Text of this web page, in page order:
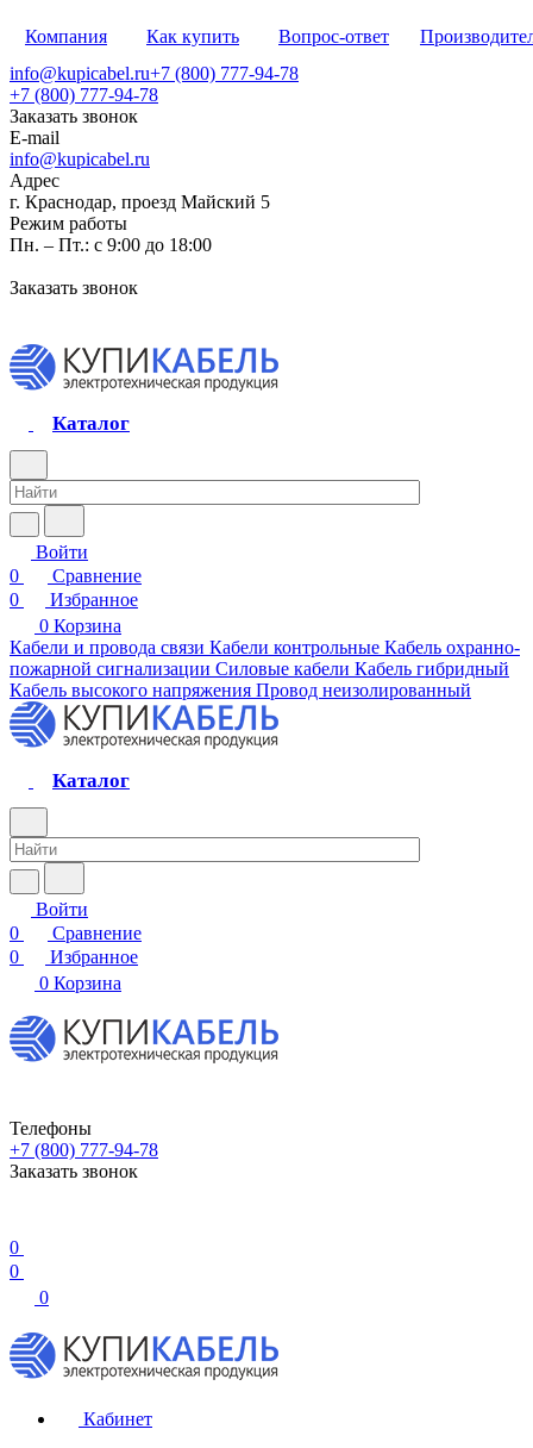
Компания Как купить Вопрос-ответ
info@kupicabel.ru+7 (800) 777-94-78
+7 (800) 777-94-78
Заказать звонок
E-mail
info@kupicabel.ru
Адрес
г. Краснодар, проезд Майский 5
Режим работы
Пн. – Пт.: с 9:00 до 18:00
Заказать звонок
Каталог
Войти
0
Сравнение
0
Избранное
0 Корзина
Кабели и провода связи Кабели контрольные Кабель охранно-
пожарной сигнализации Силовые кабели Кабель гибридный
Кабель высокого напряжения Провод неизолированный
Каталог
Войти
0
Сравнение
0
Избранное
0 Корзина
Телефоны
+7 (800) 777-94-78
Заказать звонок
0
0
0
Кабинет